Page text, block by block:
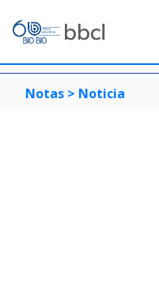
Notas > Noticia